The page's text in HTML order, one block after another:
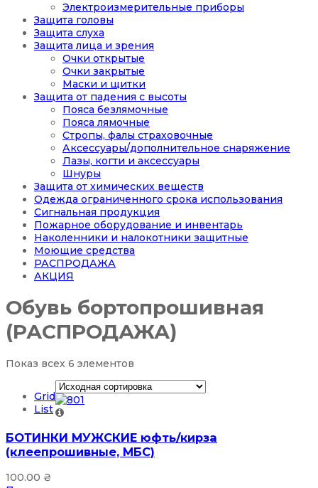
Электроизмерительные приборы
Защита головы
Защита слуха
Защита лица и зрения
Очки открытые
Очки закрытые
Маски и щитки
Защита от падения с высоты
Пояса безлямочные
Пояса лямочные
Стропы, фалы страховочные
Аксессуары/дополнительное снаряжение
Лазы, когти и аксессуары
Шнуры
Защита от химических веществ
Одежда ограниченного срока использования
Сигнальная продукция
Пожарное оборудование и инвентарь
Наколенники и налокотники защитные
Моющие средства
РАСПРОДАЖА
АКЦИЯ
Обувь бортопрошивная
(РАСПРОДАЖА)
Показ всех 6 элементов
Grid
List
БОТИНКИ МУЖСКИЕ юфть/кирза
(клеепрошивные, МБС)
100.00 ₴